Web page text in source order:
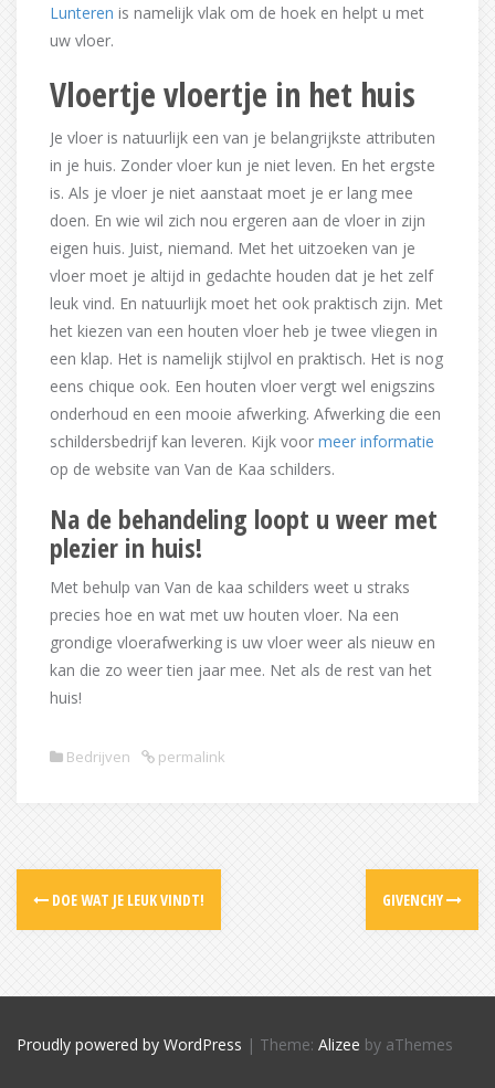
Lunteren is namelijk vlak om de hoek en helpt u met
uw vloer.
Vloertje vloertje in het huis
Je vloer is natuurlijk een van je belangrijkste attributen
in je huis. Zonder vloer kun je niet leven. En het ergste
is. Als je vloer je niet aanstaat moet je er lang mee
doen. En wie wil zich nou ergeren aan de vloer in zijn
eigen huis. Juist, niemand. Met het uitzoeken van je
vloer moet je altijd in gedachte houden dat je het zelf
leuk vind. En natuurlijk moet het ook praktisch zijn. Met
het kiezen van een houten vloer heb je twee vliegen in
een klap. Het is namelijk stijlvol en praktisch. Het is nog
eens chique ook. Een houten vloer vergt wel enigszins
onderhoud en een mooie afwerking. Afwerking die een
schildersbedrijf kan leveren. Kijk voor meer informatie
op de website van Van de Kaa schilders.
Na de behandeling loopt u weer met
plezier in huis!
Met behulp van Van de kaa schilders weet u straks
precies hoe en wat met uw houten vloer. Na een
grondige vloerafwerking is uw vloer weer als nieuw en
kan die zo weer tien jaar mee. Net als de rest van het
huis!
Bedrijven permalink
Post
navigation
DOE WAT JE LEUK VINDT! GIVENCHY
Proudly powered by WordPress | Theme: Alizee by aThemes